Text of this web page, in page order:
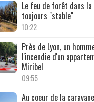
Le feu de forêt dans la
toujours "stable"
10:22
Près de Lyon, un
l'incendie d'un
Miribel
09:55
Au coeur de la